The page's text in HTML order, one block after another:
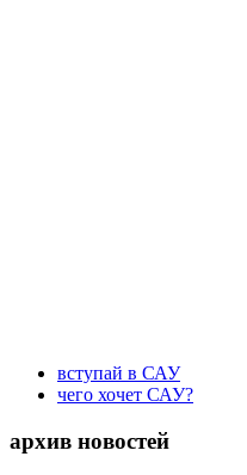
вступай в САУ
чего хочет САУ?
архив новостей